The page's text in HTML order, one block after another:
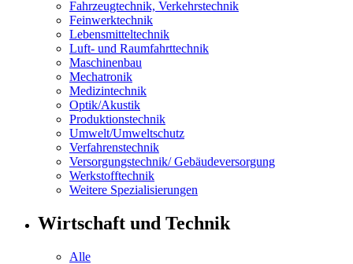
Fahrzeugtechnik, Verkehrstechnik
Feinwerktechnik
Lebensmitteltechnik
Luft- und Raumfahrttechnik
Maschinenbau
Mechatronik
Medizintechnik
Optik/Akustik
Produktionstechnik
Umwelt/Umweltschutz
Verfahrenstechnik
Versorgungstechnik/ Gebäudeversorgung
Werkstofftechnik
Weitere Spezialisierungen
Wirtschaft und Technik
Alle